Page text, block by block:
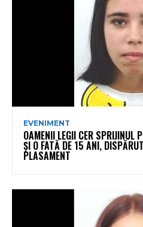
EVENIMENT
OAMENII LEGII CER SPRIJINUL
ȘI O FATĂ DE 15 ANI,
PLASAMENT